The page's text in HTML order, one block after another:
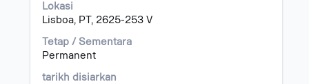
Lokasi
Lisboa, PT, 2625-253 V
Tetap / Sementara
Permanent
tarikh disiarkan
untuk
melihat
kandungan
penuh
maklumat